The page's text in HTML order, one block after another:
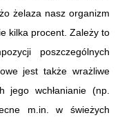
żelaza nasz organizm
kilka procent. Zależy to
poszczególnych
jest także wrażliwe
jego wchłanianie (np.
m.in. w świeżych